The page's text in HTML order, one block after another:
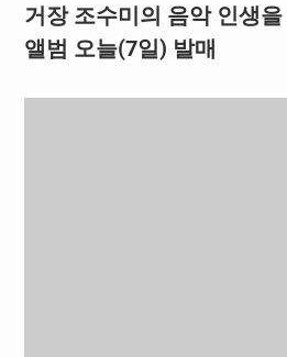
거장 조수미의 음악 인생
앨범 오늘(7일) 발매